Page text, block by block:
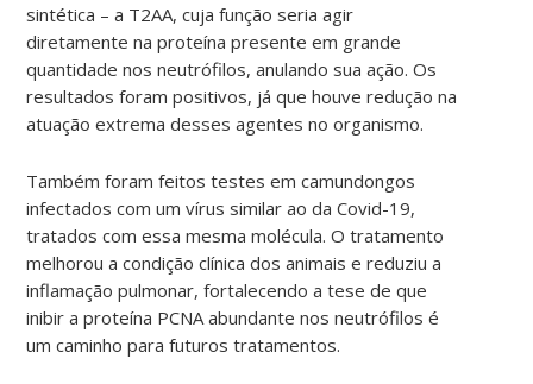
sintética – a T2AA, cuja função seria agir
diretamente na proteína presente em grande
quantidade nos neutrófilos, anulando sua ação. Os
resultados foram positivos, já que houve redução na
atuação extrema desses agentes no organismo.
Também foram feitos testes em camundongos
infectados com um vírus similar ao da Covid-19,
tratados com essa mesma molécula. O tratamento
melhorou a condição clínica dos animais e reduziu a
inflamação pulmonar, fortalecendo a tese de que
inibir a proteína PCNA abundante nos neutrófilos é
um caminho para futuros tratamentos.